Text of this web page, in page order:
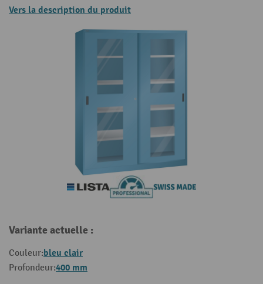
Vers la description du produit
Variante actuelle :
Couleur:bleu clair
Profondeur:400 mm